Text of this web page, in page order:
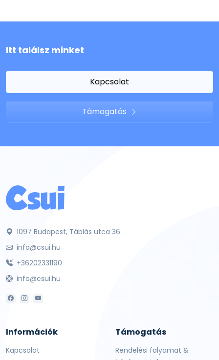
Itt találsz minket
Kapcsolat
Támogatás
1097 Budapest, Táblás utca 36.
info@csui.hu
+36202331190
info@csui.hu
Információk
Kapcsolat
Támogatás
Rendelési folyamat &